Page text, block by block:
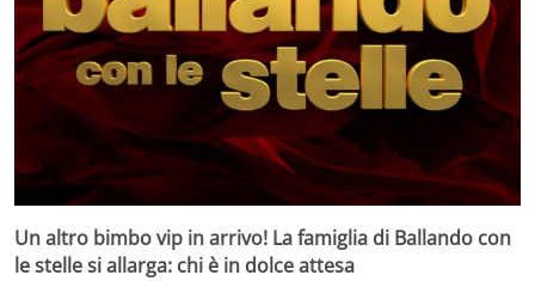
Un altro bimbo vip in arrivo! La famiglia di Ballando con
le stelle si allarga: chi è in dolce attesa